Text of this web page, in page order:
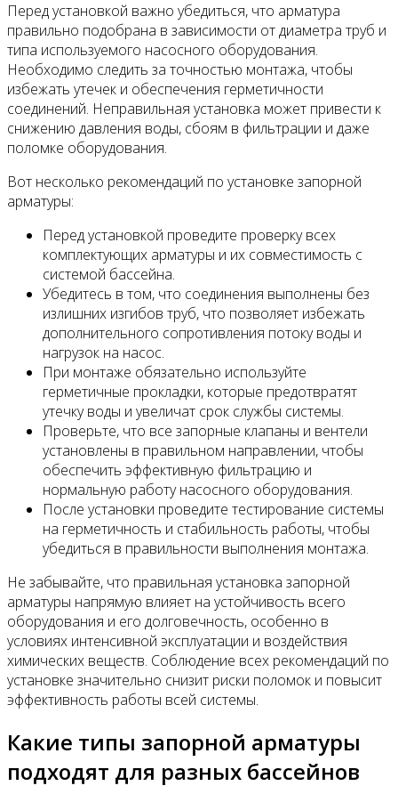
Перед установкой важно убедиться, что арматура
правильно подобрана в зависимости от диаметра труб и
типа используемого насосного оборудования.
Необходимо следить за точностью монтажа, чтобы
избежать утечек и обеспечения герметичности
соединений. Неправильная установка может привести к
снижению давления воды, сбоям в фильтрации и даже
поломке оборудования.
Вот несколько рекомендаций по установке запорной
арматуры:
Перед установкой проведите проверку всех
комплектующих арматуры и их совместимость с
системой бассейна.
Убедитесь в том, что соединения выполнены без
излишних изгибов труб, что позволяет избежать
дополнительного сопротивления потоку воды и
нагрузок на насос.
При монтаже обязательно используйте
герметичные прокладки, которые предотвратят
утечку воды и увеличат срок службы системы.
Проверьте, что все запорные клапаны и вентели
установлены в правильном направлении, чтобы
обеспечить эффективную фильтрацию и
нормальную работу насосного оборудования.
После установки проведите тестирование системы
на герметичность и стабильность работы, чтобы
убедиться в правильности выполнения монтажа.
Не забывайте, что правильная установка запорной
арматуры напрямую влияет на устойчивость всего
оборудования и его долговечность, особенно в
условиях интенсивной эксплуатации и воздействия
химических веществ. Соблюдение всех рекомендаций по
установке значительно снизит риски поломок и повысит
эффективность работы всей системы.
Какие типы запорной арматуры
подходят для разных бассейнов